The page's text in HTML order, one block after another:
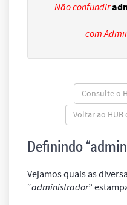
Não confundir
com
Consulte o
Voltar ao HUB
Definindo
Vejamos quais as
“administrador”